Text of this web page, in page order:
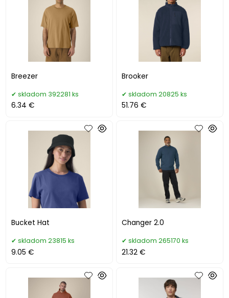
Breezer
skladom 392281 ks
6.34 €
Brooker
skladom 20825 ks
51.76 €
Bucket Hat
skladom 23815 ks
9.05 €
Changer 2.0
skladom 265170 ks
21.32 €